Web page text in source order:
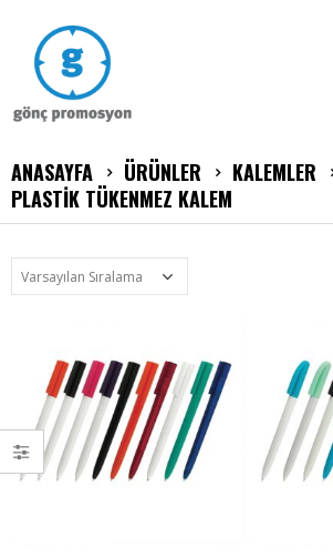
ANASAYFA ÜRÜNLER
KALEMLER
PLASTİK TÜKENMEZ KALEM